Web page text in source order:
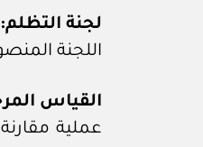
لجنة التظلم:
اللجنة المنصوص
القياس
عملية